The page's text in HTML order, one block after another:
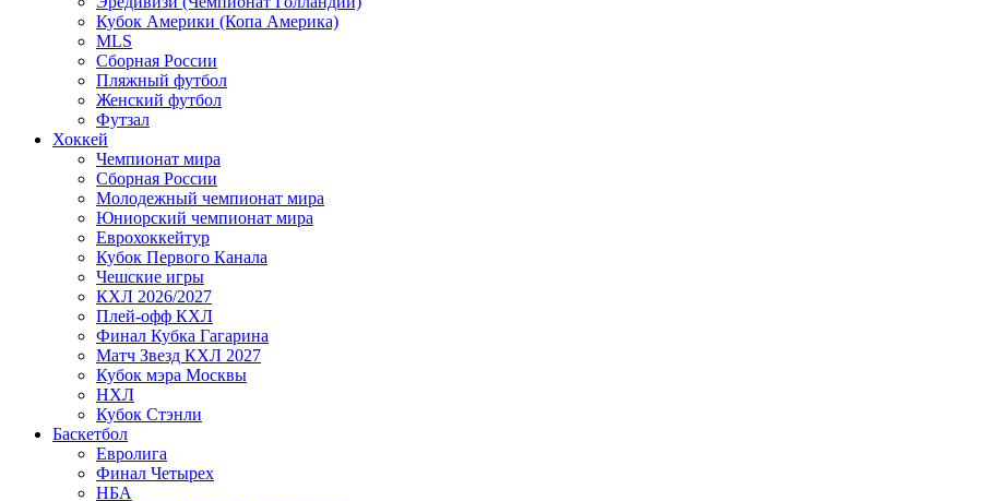
Кубок Америки (Копа Америка)
MLS
Сборная России
Пляжный футбол
Женский футбол
Футзал
Хоккей
Чемпионат мира
Сборная России
Молодежный чемпионат мира
Юниорский чемпионат мира
Еврохоккейтур
Кубок Первого Канала
Чешские игры
КХЛ 2026/2027
Плей-офф КХЛ
Финал Кубка Гагарина
Матч Звезд КХЛ 2027
Кубок мэра Москвы
НХЛ
Кубок Стэнли
Баскетбол
Евролига
Финал Четырех
НБА